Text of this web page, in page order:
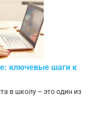
ключевые шаги к
в школу – это один из